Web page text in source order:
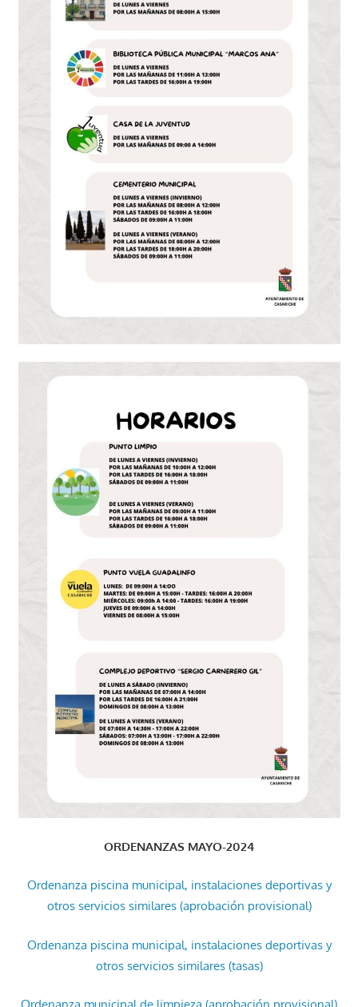
ORDENANZAS MAYO-2024
Ordenanza piscina municipal, instalaciones deportivas y
otros servicios similares (aprobación provisional)
Ordenanza piscina municipal, instalaciones deportivas y
otros servicios similares (tasas)